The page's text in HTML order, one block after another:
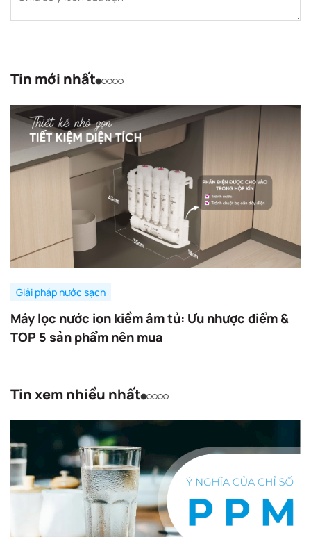
Tin mới nhất
Giải pháp nước sạch
Máy lọc nước ion kiềm âm tủ: Ưu nhược điểm &
TOP 5 sản phẩm nên mua
Tin xem nhiều nhất